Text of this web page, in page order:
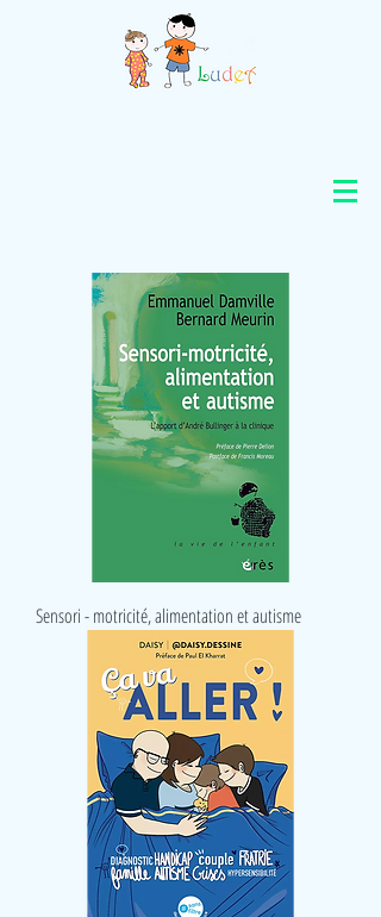
Sensori - motricité, alimentation et autisme